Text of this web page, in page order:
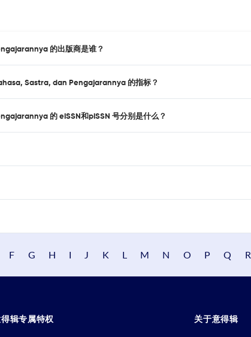
的出版商是谁？
Sastra, dan Pengajarannya 的指标？
的 eISSN和pISSN 号分别是什么？
F G H I J K L M N O P Q R